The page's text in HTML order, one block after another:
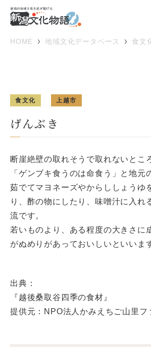
HOME 地域文化データベース 食文
食文化 上越市
げんぶき
断崖絶壁の取れそうで取れないとこ
「ゲンブキ食うのは命食う」と地元
茹でてマヨネーズやからししょうゆ
り、酢の物にしたり、味噌汁に入れ
流です。
若いものより、ある程度の大きさに
がぬめりがあっておいしいといいま
出典：
『越後桑取谷四季の食材』
提供元：NPO法人かみえちご山里